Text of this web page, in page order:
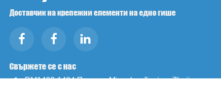
Доставчик на крепежни елементи на едно гише
Свържете се с нас

RM1402-1404 Площад Mingzhu, Jiaxing, Zhejiang,